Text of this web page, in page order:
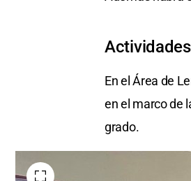
En el Área de
en el marco de
grado.